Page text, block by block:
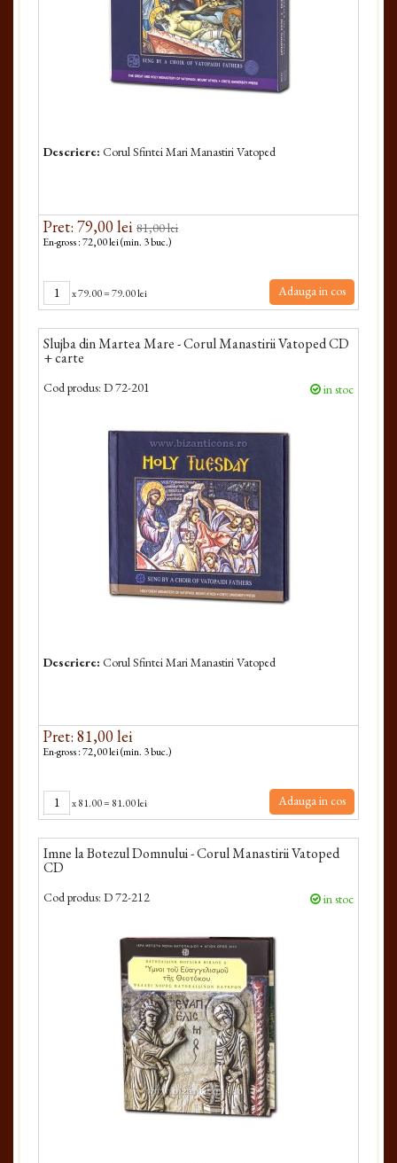
Descriere: Corul Sfintei Mari Manastiri Vatoped
Pret: 79,00 lei 81,00 lei
En-gross : 72,00 lei (min. 3 buc.)
x79.00=79.00 lei Adauga in cos
Slujba din Martea Mare - Corul Manastirii Vatoped CD
+ carte
Cod produs: D 72-201 in stoc
Descriere: Corul Sfintei Mari Manastiri Vatoped
Pret: 81,00 lei
En-gross : 72,00 lei (min. 3 buc.)
x81.00= 81.00 lei Adauga in cos
Imne la Botezul Domnului - Corul Manastirii Vatoped
CD
Cod produs: D 72-212 in stoc